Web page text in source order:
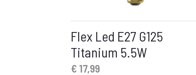
Flex Led E27 G125
Titanium 5.5W
€17,99